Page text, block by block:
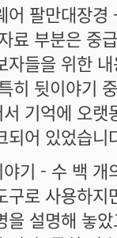
어 팔만대장
료 부분은 중
자들을 위한
히 뒷이야기
기억에 오
되어 있었습니
기 - 수 백 개
구로 사용하
을 설명해 놓